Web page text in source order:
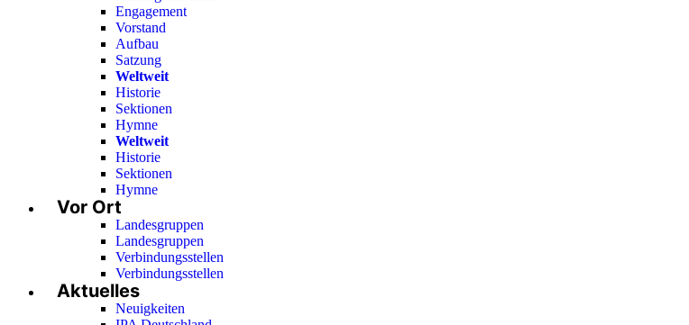
Engagement
Vorstand
Aufbau
Satzung
Weltweit
Historie
Sektionen
Hymne
Weltweit
Historie
Sektionen
Hymne
Vor Ort
Landesgruppen
Landesgruppen
Verbindungsstellen
Verbindungsstellen
Aktuelles
Neuigkeiten